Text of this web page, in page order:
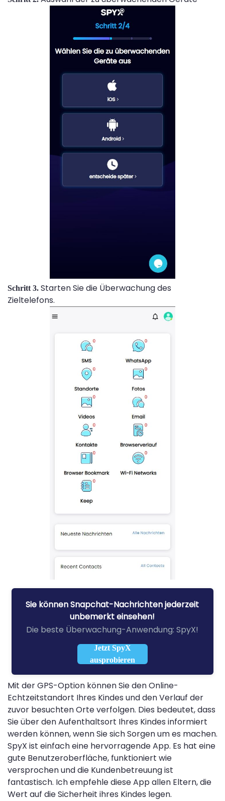
Schritt 3. Starten Sie die Überwachung des
Zieltelefons.
Sie können Snapchat-Nachrichten jederzeit
unbemerkt einsehen!
Die beste Überwachung-Anwendung: SpyX!
Jetzt SpyX
ausprobieren
Mit der GPS-Option können Sie den Online-
Echtzeitstandort Ihres Kindes und den Verlauf der
zuvor besuchten Orte verfolgen. Dies bedeutet, dass
Sie über den Aufenthaltsort Ihres Kindes informiert
werden können, wenn Sie sich Sorgen um es machen.
SpyX ist einfach eine hervorragende App. Es hat eine
gute Benutzeroberfläche, funktioniert wie
versprochen und die Kundenbetreuung ist
fantastisch. Ich empfehle diese App allen Eltern, die
Wert auf die Sicherheit ihres Kindes legen.